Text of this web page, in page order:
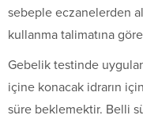
sebeple eczanelerden
kullanma talimatına
Gebelik testinde
içine konacak idrarın
süre beklemektir. Belli